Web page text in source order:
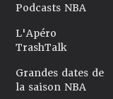
Podcasts NBA
L'Apéro
TrashTalk
Grandes dates de
la saison NBA